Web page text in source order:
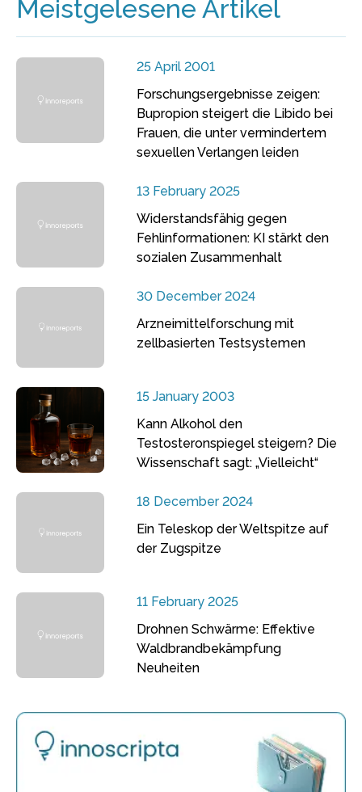
Meistgelesene Artikel
25 April 2001
Forschungsergebnisse zeigen:
Bupropion steigert die Libido bei
Frauen, die unter vermindertem
sexuellen Verlangen leiden
13 February 2025
Widerstandsfähig gegen
Fehlinformationen: KI stärkt den
sozialen Zusammenhalt
30 December 2024
Arzneimittelforschung mit
zellbasierten Testsystemen
15 January 2003
Kann Alkohol den
Testosteronspiegel steigern? Die
Wissenschaft sagt: „Vielleicht“
18 December 2024
Ein Teleskop der Weltspitze auf
der Zugspitze
11 February 2025
Drohnen Schwärme: Effektive
Waldbrandbekämpfung
Neuheiten